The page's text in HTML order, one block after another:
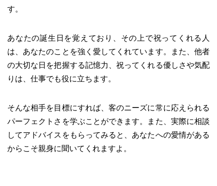
す。
あなたの誕生日を覚えており、その上で祝ってくれる人
は、あなたのことを強く愛してくれています。また、他者
の大切な日を把握する記憶力、祝ってくれる優しさや気配
りは、仕事でも役に立ちます。
そんな相手を目標にすれば、客のニーズに常に応えられる
パーフェクトさを学ぶことができます。また、実際に相談
してアドバイスをもらってみると、あなたへの愛情がある
からこそ親身に聞いてくれますよ。